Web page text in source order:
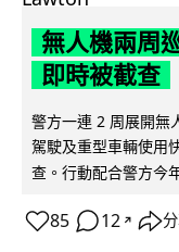
無人機兩周
即時被截查
警方一連 2 周展開無
駕駛及重型車輛使用
查。行動配合警方今
85 12 ↗